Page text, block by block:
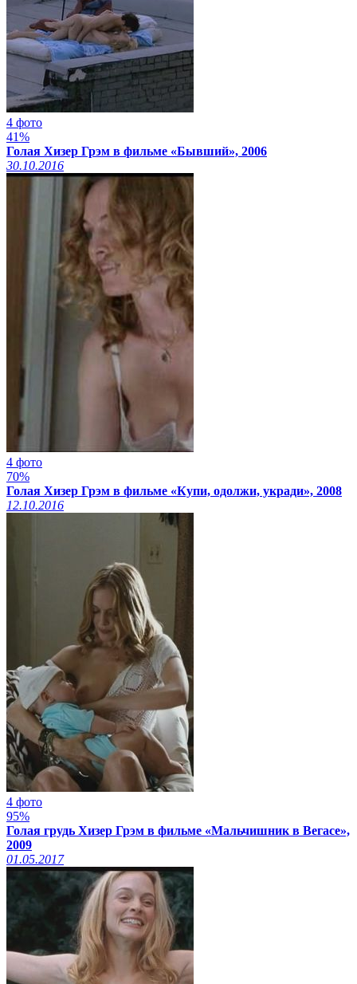
4 фото
41%
Голая Хизер Грэм в фильме «Бывший», 2006
30.10.2016
4 фото
70%
Голая Хизер Грэм в фильме «Купи, одолжи, укради», 2008
12.10.2016
4 фото
95%
Голая грудь Хизер Грэм в фильме «Мальчишник в Вегасе»,
2009
01.05.2017